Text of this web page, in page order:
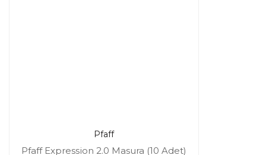
Pfaff
Pfaff Expression 2.0 Masura (10 Adet)